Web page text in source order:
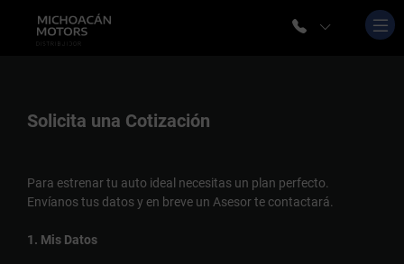
Solicita una Cotización
Para estrenar tu auto ideal necesitas un plan perfecto.
Envíanos tus datos y en breve un Asesor te contactará.
1. Mis Datos